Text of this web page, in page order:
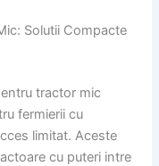
Solutii Compacte
tractor mic
fermierii cu
limitat. Aceste
cu puteri intre